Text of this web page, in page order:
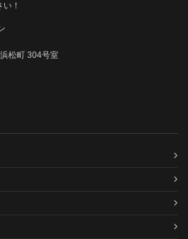
！
松町 304号室